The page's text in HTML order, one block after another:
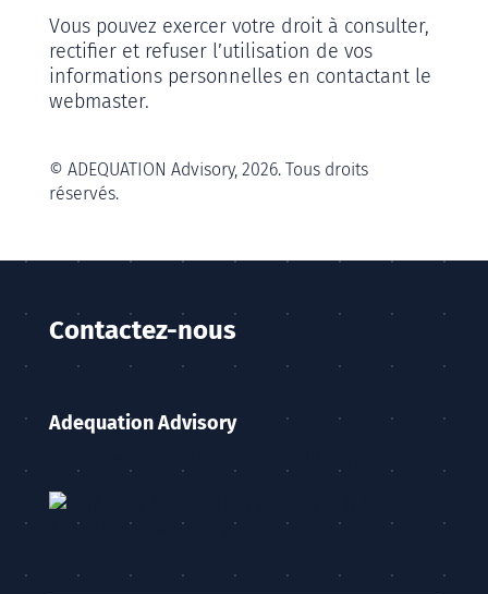
Vous pouvez exercer votre droit à consulter,
rectifier et refuser l’utilisation de vos
informations personnelles en contactant le
webmaster.
© ADEQUATION Advisory, 2026. Tous droits
réservés.
Contactez-nous
Adequation Advisory
Adequation Advisory